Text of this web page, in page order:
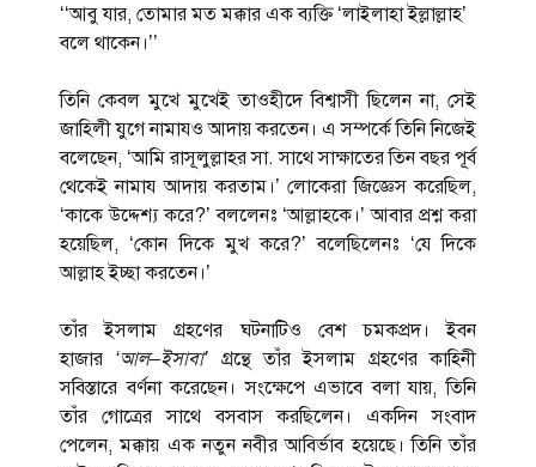
‘‘আবু যার, তোমার মত মক্কার এক ব্যক্তি ‘লাইলাহা ইল্লাল্লাহ’
বলে থাকেন।’’
তিনি কেবল মুখে মুখেই তাওহীদে বিশ্বাসী ছিলেন না, সেই
জাহিলী যুগে নামাযও আদায় করতেন। এ সম্পর্কে তিনি নিজেই
বলেছেন, ‘আমি রাসূলুল্লাহর সা. সাথে সাক্ষাতের তিন বছর পূর্ব
থেকেই নামায আদায় করতাম।’ লোকেরা জিজ্ঞেস করেছিল,
‘কাকে উদ্দেশ্য করে?’ বললেনঃ ‘আল্লাহকে।’ আবার প্রশ্ন করা
হয়েছিল, ‘কোন দিকে মুখ করে?’ বলেছিলেনঃ ‘যে দিকে
আল্লাহ ইচ্ছা করতেন।’
তাঁর ইসলাম গ্রহণের ঘটনাটিও বেশ চমকপ্রদ। ইবন
হাজার ‘আল–ইসাবা’ গ্রন্থে তাঁর ইসলাম গ্রহণের কাহিনী
সবিস্তারে বর্ণনা করেছেন। সংক্ষেপে এভাবে বলা যায়, তিনি
তাঁর গোত্রের সাথে বসবাস করছিলেন। একদিন সংবাদ
পেলেন, মক্কায় এক নতুন নবীর আবির্ভাব হয়েছে। তিনি তাঁর